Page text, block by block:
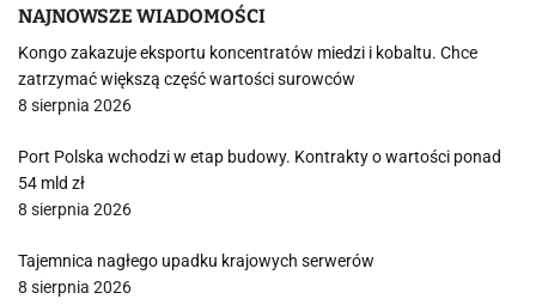
NAJNOWSZE WIADOMOŚCI
Kongo zakazuje eksportu koncentratów miedzi i kobaltu. Chce
zatrzymać większą część wartości surowców
8 sierpnia 2026
Port Polska wchodzi w etap budowy. Kontrakty o wartości ponad
54 mld zł
8 sierpnia 2026
Tajemnica nagłego upadku krajowych serwerów
8 sierpnia 2026